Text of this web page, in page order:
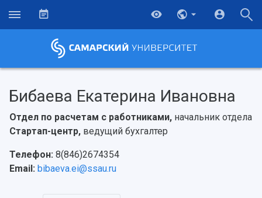
Бибаева Екатерина Ивановна
Отдел по расчетам с работниками, начальник отдела
Стартап-центр, ведущий бухгалтер
Телефон: 8(846)2674354
Email: bibaeva.ei@ssau.ru